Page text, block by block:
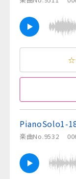
PianoSolo1-
楽曲No.9532